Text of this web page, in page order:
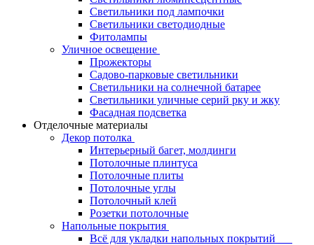
Светильники под лампочки
Светильники светодиодные
Фитолампы
Уличное освещение
Прожекторы
Садово-парковые светильники
Светильники на солнечной батарее
Светильники уличные серий рку и жку
Фасадная подсветка
Отделочные материалы
Декор потолка
Интерьерный багет, молдинги
Потолочные плинтуса
Потолочные плиты
Потолочные углы
Потолочный клей
Розетки потолочные
Напольные покрытия
Всё для укладки напольных покрытий